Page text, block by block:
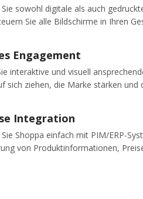
sowohl digitale als auch
Sie alle Bildschirme in Ihren
Engagement
interaktive und visuell
sich ziehen, die Marke stärken und
Integration
Shoppa einfach mit PIM/ERP-
von Produktinformationen,